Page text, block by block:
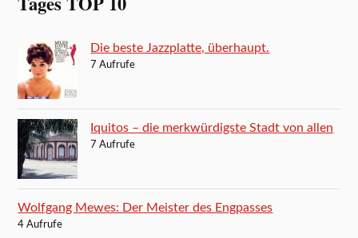
Die beste Jazzplatte, überhaupt.
7 Aufrufe
Iquitos – die merkwürdigste Stadt von allen
7 Aufrufe
Wolfgang Mewes: Der Meister des Engpasses
4 Aufrufe